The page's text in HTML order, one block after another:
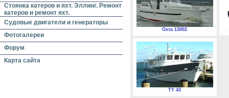
Стоянка катеров и яхт. Эллинг. Ремонт
катеров и ремонт яхт.
Судовые двигатели и генераторы
Фотогалереи
Форум
Карта сайта
Охта 13002
TY 43